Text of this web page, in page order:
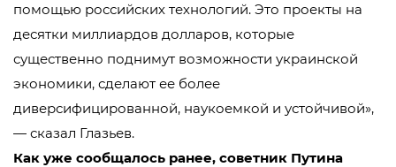
помощью российских технологий. Это проекты на
десятки миллиардов долларов, которые
существенно поднимут возможности украинской
экономики, сделают ее более
диверсифицированной, наукоемкой и устойчивой»,
— сказал Глазьев.
Как уже сообщалось ранее, советник Путина